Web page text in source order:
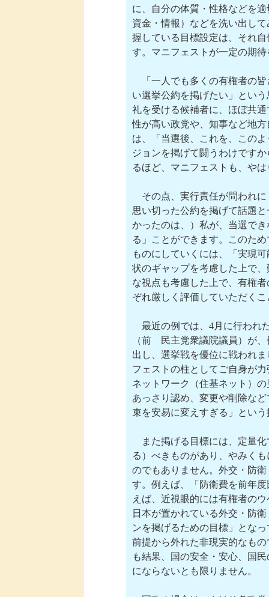
に、自分の体質・性格などを
資金・情報）などを洗い出し
握している目標設定は、それ
す。マニフェストが一定の期
「一人でも多くの有権者の皆
い選挙公約を掲げたい」とい
礼を受ける候補者に、ほぼ共
性が高い政党や、知事など地
は、「当選後、これを、この
ジョンを掲げて闘うわけです
るほど、マニフェストも、や
その点、実行責任が問われに
思い切った公約を掲げて話題
かったのは、）私が、当選で
る」ことができます。このた
ものにしていくには、「実現
状のギャップを考慮した上で
な視点も考慮した上で、有権
ぞれ厳しく評価していただく
最近の例では、4月に行われ
（前　民主党衆議院議員）が
出し、選挙戦を優位に戦われ
フェストの柱としてご自身が
ネットワーク（住基ネット）
あっさり認め、変更や削除な
束を安易に変えすぎる」とい
また掲げる目標には、定量化
る）べきものがあり、やみく
のでもありません。外交・防
す。例えば、「防衛費を前年
えば、近視眼的には有権者の
日本が置かれている外交・防
ンを掲げるための目標」とな
前提から外れた非現実的なも
も結果、国の安全・安心、国
にならないとも限りません。